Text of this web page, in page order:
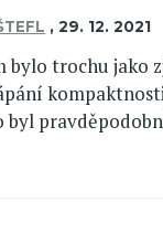
,29. 12. 2021
bylo trochu jako
byl